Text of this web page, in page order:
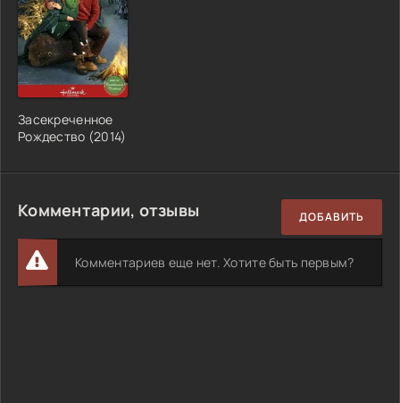
Засекреченное
Рождество (2014)
Комментарии, отзывы ДОБАВИТЬ
Комментариев еще нет. Хотите быть первым?